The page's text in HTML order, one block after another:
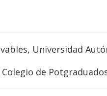
Universidad
de